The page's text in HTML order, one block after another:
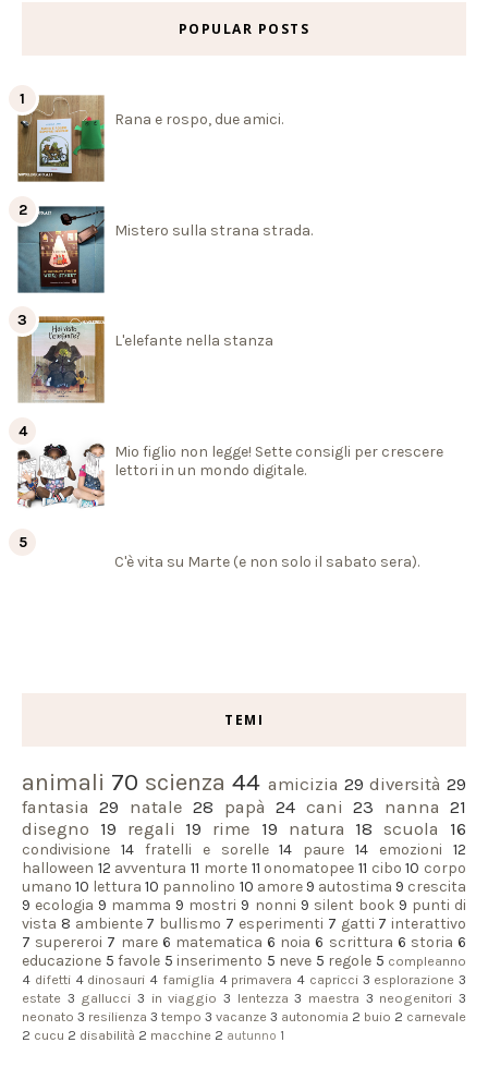
POPULAR POSTS
Rana e rospo, due amici.
Mistero sulla strana strada.
L'elefante nella stanza
Mio figlio non legge! Sette consigli per crescere
lettori in un mondo digitale.
C'è vita su Marte (e non solo il sabato sera).
TEMI
animali 70 scienza 44 amicizia 29 diversità 29
fantasia
29 natale 28 papà 24 cani 23 nanna 21
disegno
19 regali 19 rime 19 natura 18 scuola 16
condivisione 14 fratelli e sorelle 14 paure 14 emozioni
12
halloween 12 avventura 11 morte 11 onomatopee 11 cibo 10 corpo
umano 10 lettura 10 pannolino 10 amore 9 autostima 9 crescita
9 ecologia 9 mamma 9 mostri 9 nonni 9 silent book 9 punti di
vista 8 ambiente 7 bullismo 7 esperimenti 7 gatti 7 interattivo
7 supereroi 7 mare 6 matematica 6 noia 6 scrittura 6 storia 6
educazione 5 favole 5 inserimento 5 neve 5 regole 5 compleanno
4 difetti 4 dinosauri 4 famiglia 4 primavera 4 capricci 3 esplorazione 3
estate 3 gallucci 3 in viaggio 3 lentezza 3 maestra 3 neogenitori 3
neonato 3 resilienza 3 tempo 3 vacanze 3 autonomia 2 buio 2 carnevale
2 cucu 2 disabilità 2 macchine 2 autunno 1